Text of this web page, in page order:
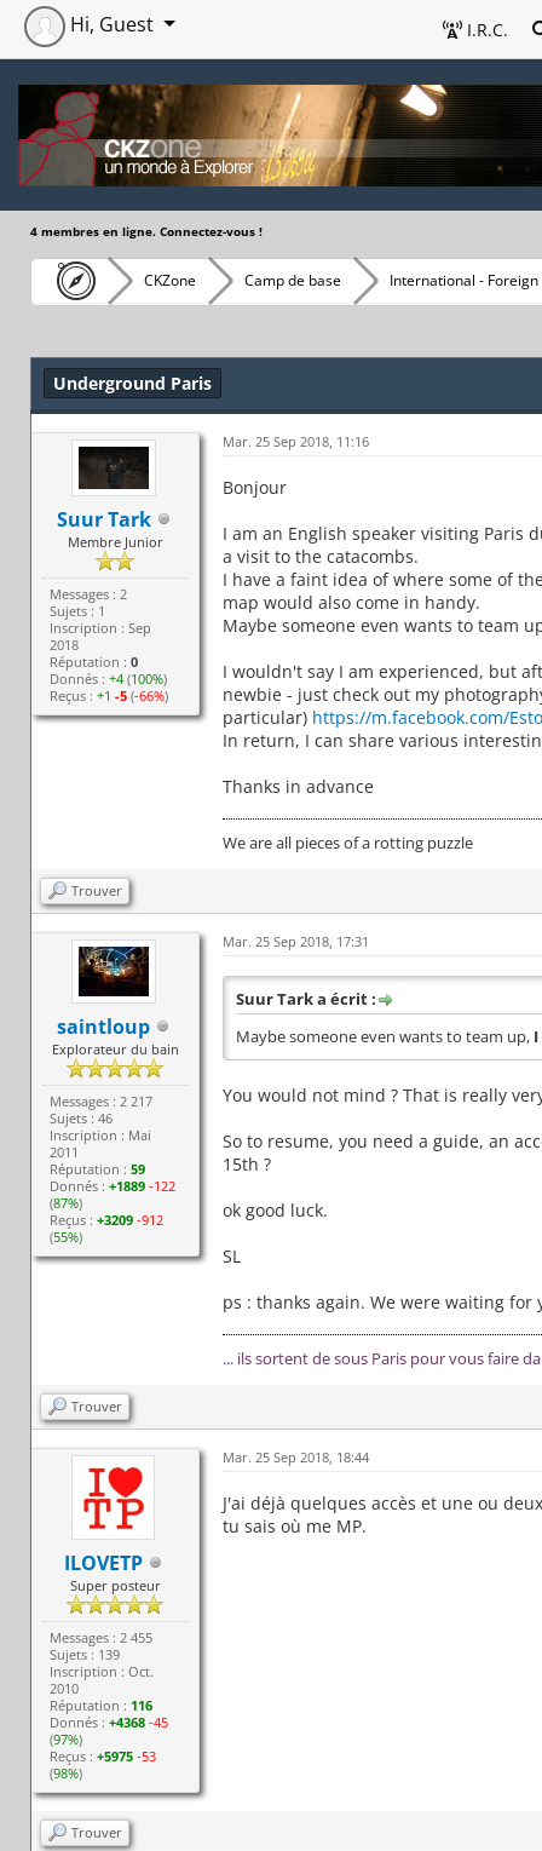
I.R.C.
Hi, Guest
4 membres en ligne. Connectez-vous !
CKZone Camp de base International -
Underground Paris
Suur Tark
Membre Junior
Messages : 2
Sujets : 1
Inscription : Sep
2018
Réputation :0
Donnés :+4 (100%)
Reçus :+1 -5 (-66%)
Mar. 25 Sep 2018, 11:16
Bonjour
I am an English speaker visiting Paris
a visit to the catacombs.
I have a faint idea of where some of
map would also come in handy.
Maybe someone even wants to team
I wouldn't say I am experienced, but
newbie - just check out my
particular) https://m.facebook.com/
In return, I can share various
Thanks in advance
We are all pieces of a rotting puzzle
Trouver
saintloup
Explorateur du bain
Messages : 2 217
Sujets : 46
Inscription : Mai
2011
Réputation :59
Donnés :+1889 -122
(87%)
Reçus :+3209 -912
(55%)
Mar. 25 Sep 2018, 17:31
Suur Tark a écrit :
Maybe someone even wants to team up,I
You would not mind ? That is really
So to resume, you need a guide, an
15th ?
ok good luck.
SL
ps : thanks again. We were waiting for
... ils sortent de sous Paris pour vous faire
Trouver
ILOVETP
Super posteur
Messages : 2 455
Sujets : 139
Inscription : Oct.
2010
Réputation : 116
Donnés :+4368 -45
(97%)
Reçus :+5975 -53
(98%)
Mar. 25 Sep 2018, 18:44
J'ai déjà quelques accès et une ou
tu sais où me MP.
Trouver